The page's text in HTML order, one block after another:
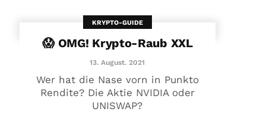
KRYPTO-GUIDE
😱 OMG! Krypto-Raub XXL
13. August. 2021
Wer hat die Nase vorn in Punkto
Rendite? Die Aktie NVIDIA oder
UNISWAP?